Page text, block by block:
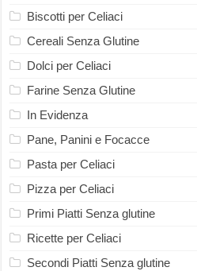
Biscotti per Celiaci
Cereali Senza Glutine
Dolci per Celiaci
Farine Senza Glutine
In Evidenza
Pane, Panini e Focacce
Pasta per Celiaci
Pizza per Celiaci
Primi Piatti Senza glutine
Ricette per Celiaci
Secondi Piatti Senza glutine